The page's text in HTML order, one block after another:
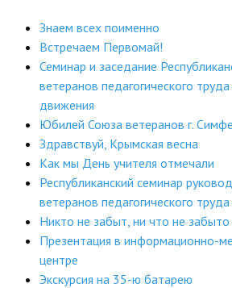
АНОНСЫ
ИНСТИТУТ
В ПОМОЩЬ УЧИТЕЛЮ
Организация УВП
ГИА
Карта ГИА РК
Советуем прочитать
Знаем всех поименно
Встречаем Первомай!
Семинар и заседание
ветеранов педагогического
движения
Юбилей Союза ветеранов г.
Здравствуй, Крымская весна
Как мы День учителя отмечали
Республиканский семинар
ветеранов педагогического труда
Никто не забыт, ни что не забыто
Презентация в информационно-
центре
Экскурсия на 35-ю батарею